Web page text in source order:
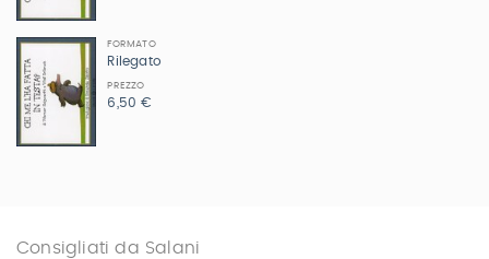
FORMATO
Rilegato
PREZZO
6,50 €
Consigliati da Salani